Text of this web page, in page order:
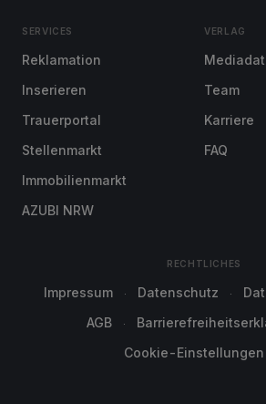
SERVICES
Reklamation
Inserieren
Trauerportal
Stellenmarkt
Immobilienmarkt
AZUBI NRW
VERLAG
Team
Karriere
FAQ
RECHTLICHES
Impressum Datenschutz
AGB
Cookie-Einstellungen